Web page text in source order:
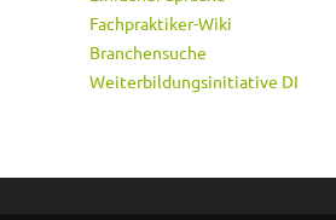
Fachpraktiker-Wiki
Branchensuche
Weiterbildungsinitiative DI